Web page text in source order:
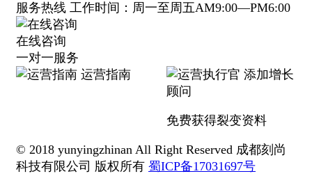
服务热线 工作时间：周一至周五AM9:00—PM6:00
在线咨询
一对一服务
运营指南
添加增长
顾问
免费获得裂变资料
© 2018 yunyingzhinan All Right Reserved 成都刻尚
科技有限公司 版权所有 蜀ICP备17031697号